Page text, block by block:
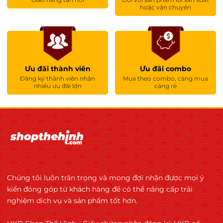
chuẩn quốc tế về Food Safety Management
phẩm, áp dụng cho toàn bộ chuỗi thực phẩm.
Ostrovit đã xây dựng và vận hành hệ thống
kiểm soát
. Nguyên tắc HACCP
. Thực hành sản xuất tốt (GMP/PRPs)
bộ chuỗi sản xuất
quốc tế) cấp
. Không phải tự công bố
hoặc vận chuyển
Ưu đãi thành viên
Đăng ký thành viên nhận
nhiều ưu đãi lớn
Ưu đãi combo
Mua theo combo, càng mua
càng rẻ
Chúng tôi luôn trân trọng và mong đợi nhận được mọi ý
kiến đóng góp từ khách hàng để có thể nâng cấp trải
nghiệm dịch vụ và sản phẩm tốt hơn.